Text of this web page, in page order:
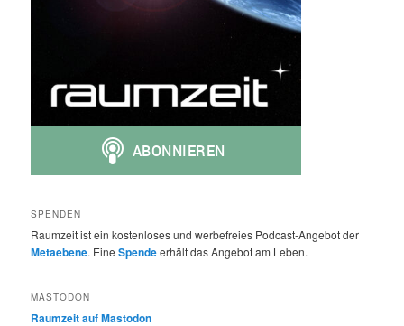
SPENDEN
Raumzeit ist ein kostenloses und werbefreies Podcast-Angebot der
Metaebene. EineSpendeerhält das Angebot am Leben.
MASTODON
Raumzeit auf Mastodon